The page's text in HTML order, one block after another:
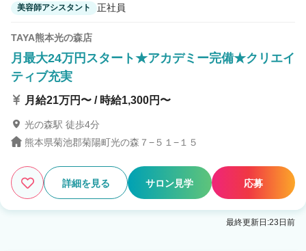
美容師アシスタント 正社員
TAYA熊本光の森店
月最大24万円スタート★アカデミー完備★クリエイ
ティブ充実
月給21万円〜 / 時給1,300円〜
光の森駅 徒歩4分
熊本県菊池郡菊陽町光の森７−５１−１５
詳細を見る サロン見学 応募
最終更新日:23日前